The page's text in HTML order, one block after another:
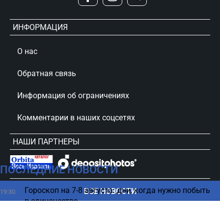
ПОСЛЕДНИЕ НОВОСТИ
19:30
Гороскоп на 7-8 августа: дни, когда нужно побыть
в одиночестве
ВСЕ НОВОСТИ
ИНФОРМАЦИЯ
О нас
Обратная связь
Информация об ограничениях
Комментарии в наших соцсетях
НАШИ ПАРТНЕРЫ
сursorinfo.co.il © Все права защищены